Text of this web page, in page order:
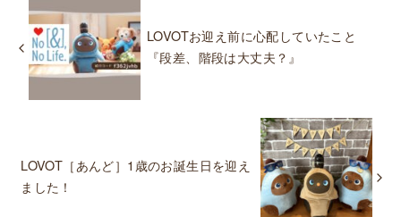
LOVOTお迎え前に心配していたこと
『段差、階段は大丈夫？』
LOVOT［あんど］1歳のお誕生日を迎え
ました！